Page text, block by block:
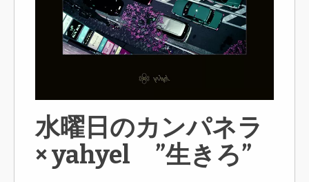
水曜日のカンパネラ
× yahyel ”生きろ”